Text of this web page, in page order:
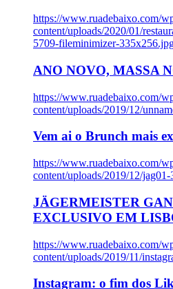
https://www.ruadebaixo.com/
content/uploads/2020/01/
5709-fileminimizer-
ANO NOVO, MASSA
https://www.ruadebaixo.com/
content/uploads/2019/12/
Vem ai o Brunch mais
https://www.ruadebaixo.com/
content/uploads/2019/12/
JÄGERMEISTER
EXCLUSIVO EM
https://www.ruadebaixo.com/
content/uploads/2019/11/
Instagram: o fim dos